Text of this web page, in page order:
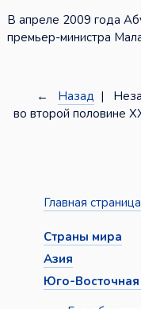
В апреле 2009 года
премьер-министра
← Назад |
во второй половине
Главная страница
Страны мира
Азия
Юго-Восточная